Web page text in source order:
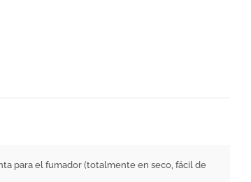
para el fumador (totalmente en seco, fácil de